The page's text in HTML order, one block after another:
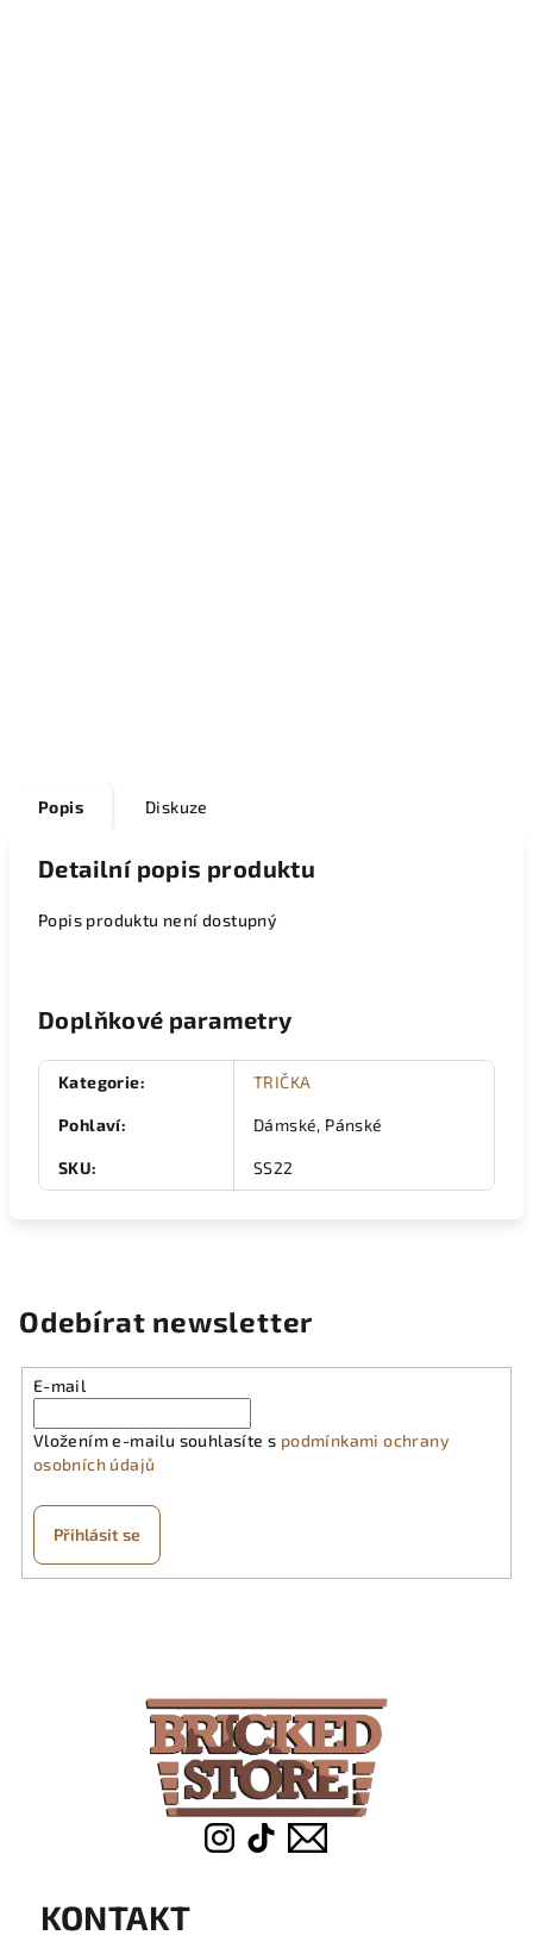
Popis Diskuze
Detailní popis produktu
Popis produktu není dostupný
Doplňkové parametry
Kategorie: TRIČKA
Pohlaví: Dámské, Pánské
SKU: SS22
Odebírat newsletter
E-mail
Vložením e-mailu souhlasíte s podmínkami ochrany
osobních údajů
Přihlásit se
KONTAKT